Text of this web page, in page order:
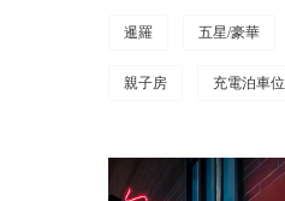
暹羅 五星/豪華
親子房 充電泊車位